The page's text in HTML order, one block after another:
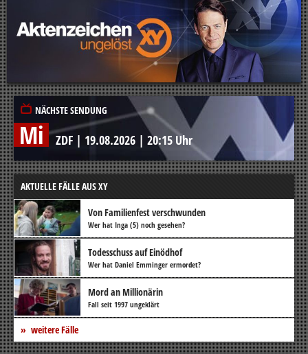
NÄCHSTE SENDUNG
Mi ZDF | 19.08.2026 | 20:15 Uhr
AKTUELLE FÄLLE AUS XY
Von Familienfest verschwunden
Wer hat Inga (5) noch gesehen?
Todesschuss auf Einödhof
Wer hat Daniel Emminger ermordet?
Mord an Millionärin
Fall seit 1997 ungeklärt
weitere Fälle